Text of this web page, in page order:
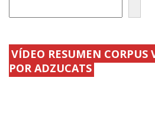
o ti
VÍDEO RESUMEN CORPUS
POR ADZUCATS